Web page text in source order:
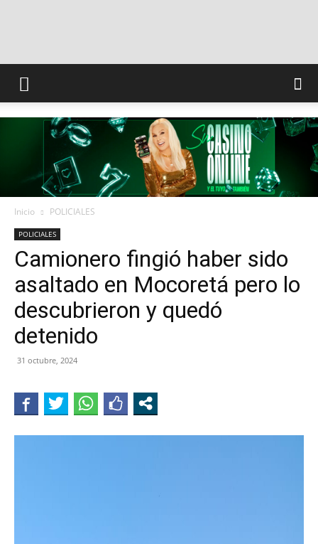
INFO
CONQUISTADORES
Inicio POLICIALES
POLICIALES
Camionero fingió haber sido
asaltado en Mocoretá pero lo
descubrieron y quedó
detenido
31 octubre, 2024